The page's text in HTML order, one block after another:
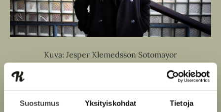
Suostumus Yksityiskohdat Tietoja
Kuva: Jesper Klemedsson Sotomayor